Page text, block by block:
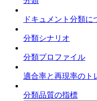
ドキュメント分類に
分類シナリオ
分類プロファイル
適合率と再現率のト
分類品質の指標